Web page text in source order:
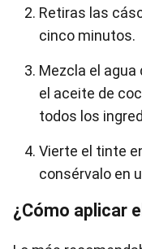
Retiras las
cinco minutos.
Mezcla el
el aceite de
todos los
Vierte el tinte
consérvalo en
¿Cómo aplicar